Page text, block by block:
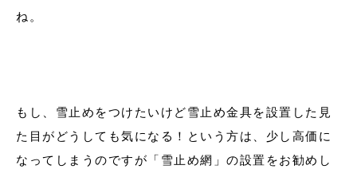
ね。
もし、雪止めをつけたいけど雪止め金具を設置した見
た目がどうしても気になる！という方は、少し高価に
なってしまうのですが「雪止め網」の設置をお勧めし